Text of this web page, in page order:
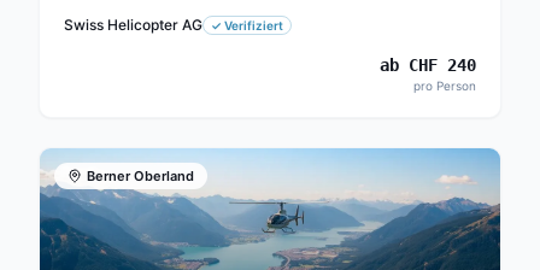
Swiss Helicopter AG
✓ Verifiziert
ab CHF 240
pro Person
Berner Oberland